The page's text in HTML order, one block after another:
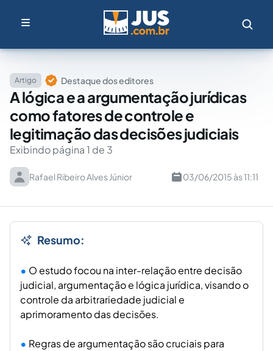
Artigo Destaque dos editores
A lógica e a argumentação jurídicas
como fatores de controle e
legitimação das decisões judiciais
Exibindo página 1 de 3
Rafael Ribeiro Alves Júnior 03/06/2015 às 11:11
Resumo:
O estudo focou na inter-relação entre decisão
judicial, argumentação e lógica jurídica, visando o
controle da arbitrariedade judicial e
aprimoramento das decisões.
Regras de argumentação são cruciais para